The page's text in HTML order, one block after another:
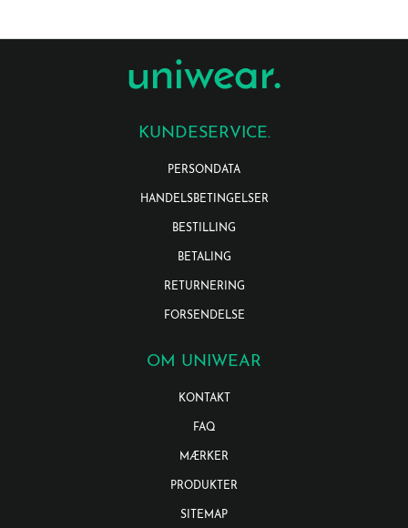
KUNDESERVICE.
PERSONDATA
HANDELSBETINGELSER
BESTILLING
BETALING
RETURNERING
FORSENDELSE
OM UNIWEAR
KONTAKT
FAQ
MÆRKER
PRODUKTER
SITEMAP